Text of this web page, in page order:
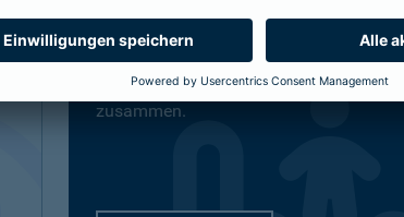
Passend-für-Kinder-Schutz
: Wählen Sie
aus unseren empfohlenen Paketen oder
stellen Sie sich gezielt die Produkte
zusammen.